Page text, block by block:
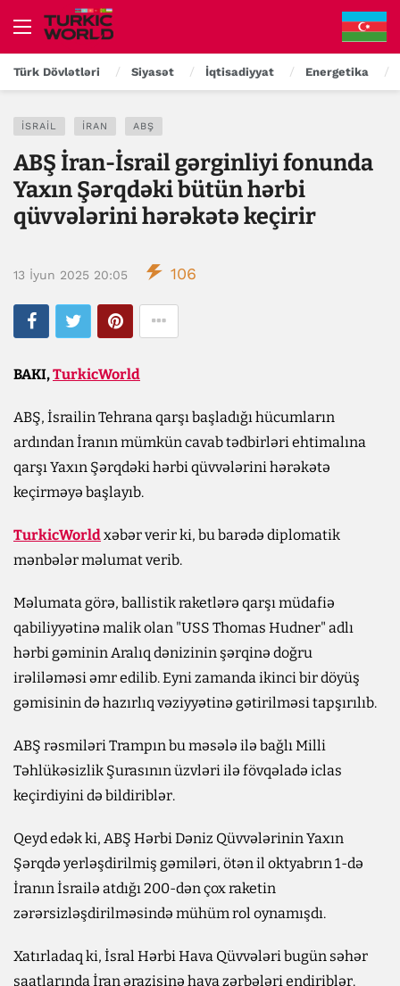
Türk Dövlətləri Siyasət İqtisadiyyat Energetika
İSRAIL İRAN ABŞ
ABŞ İran-İsrail gərginliyi fonunda
Yaxın Şərqdəki bütün hərbi
qüvvələrini hərəkətə keçirir
13 İyun 2025 20:05 106
BAKI,TurkicWorld
ABŞ, İsrailin Tehrana qarşı başladığı hücumların
ardından İranın mümkün cavab tədbirləri ehtimalına
qarşı Yaxın Şərqdəki hərbi qüvvələrini hərəkətə
keçirməyə başlayıb.
TurkicWorldxəbər verir ki, bu barədə diplomatik
mənbələr məlumat verib.
Məlumata görə, ballistik raketlərə qarşı müdafiə
qabiliyyətinə malik olan "USS Thomas Hudner" adlı
hərbi gəminin Aralıq dənizinin şərqinə doğru
irəliləməsi əmr edilib. Eyni zamanda ikinci bir döyüş
gəmisinin də hazırlıq vəziyyətinə gətirilməsi tapşırılıb.
ABŞ rəsmiləri Trampın bu məsələ ilə bağlı Milli
Təhlükəsizlik Şurasının üzvləri ilə fövqəladə iclas
keçirdiyini də bildiriblər.
Qeyd edək ki, ABŞ Hərbi Dəniz Qüvvələrinin Yaxın
Şərqdə yerləşdirilmiş gəmiləri, ötən il oktyabrın 1-də
İranın İsrailə atdığı 200-dən çox raketin
zərərsizləşdirilməsində mühüm rol oynamışdı.
Xatırladaq ki, İsral Hərbi Hava Qüvvələri bugün səhər
saatlarında İran ərazisinə hava zərbələri endiriblər.